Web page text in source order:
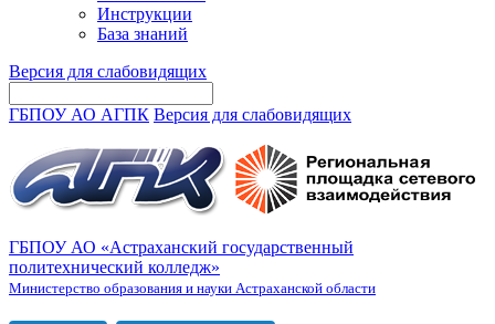
Инструкции
База знаний
Версия для слабовидящих
ГБПОУ АО АГПК Версия для слабовидящих
ГБПОУ АО «Астраханский государственный
политехнический колледж»
Министерство образования и науки Астраханской области